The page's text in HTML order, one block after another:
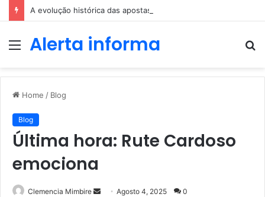
A evolução histórica das apostas ao longo dos séculos
MenuAlerta informa
Home / Blog
Blog
Última hora: Rute Cardoso
emociona
Clemencia Mimbire
SendAgosto 4, 2025 0